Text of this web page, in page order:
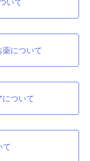
いて
について
ついて
て